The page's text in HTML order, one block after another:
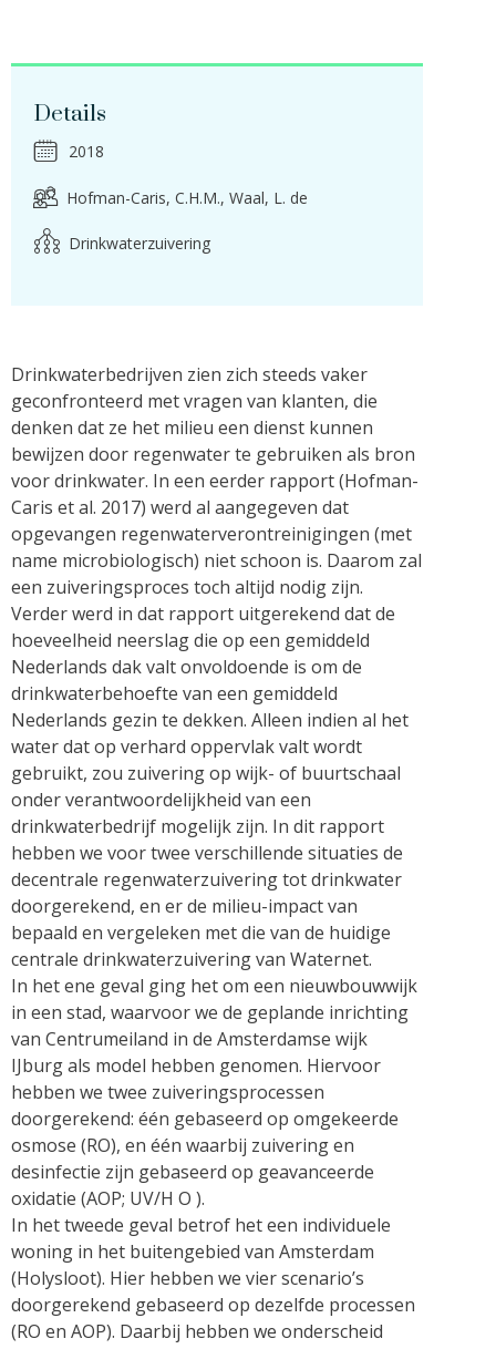
Details
2018
Hofman-Caris, C.H.M. Waal, L. de
Drinkwaterzuivering
Drinkwaterbedrijven zien zich steeds vaker
geconfronteerd met vragen van klanten, die
denken dat ze het milieu een dienst kunnen
bewijzen door regenwater te gebruiken als bron
voor drinkwater. In een eerder rapport (Hofman-
Caris et al. 2017) werd al aangegeven dat
opgevangen regenwaterverontreinigingen (met
name microbiologisch) niet schoon is. Daarom zal
een zuiveringsproces toch altijd nodig zijn.
Verder werd in dat rapport uitgerekend dat de
hoeveelheid neerslag die op een gemiddeld
Nederlands dak valt onvoldoende is om de
drinkwaterbehoefte van een gemiddeld
Nederlands gezin te dekken. Alleen indien al het
water dat op verhard oppervlak valt wordt
gebruikt, zou zuivering op wijk- of buurtschaal
onder verantwoordelijkheid van een
drinkwaterbedrijf mogelijk zijn. In dit rapport
hebben we voor twee verschillende situaties de
decentrale regenwaterzuivering tot drinkwater
doorgerekend, en er de milieu-impact van
bepaald en vergeleken met die van de huidige
centrale drinkwaterzuivering van Waternet.
In het ene geval ging het om een nieuwbouwwijk
in een stad, waarvoor we de geplande inrichting
van Centrumeiland in de Amsterdamse wijk
IJburg als model hebben genomen. Hiervoor
hebben we twee zuiveringsprocessen
doorgerekend: één gebaseerd op omgekeerde
osmose (RO), en één waarbij zuivering en
desinfectie zijn gebaseerd op geavanceerde
oxidatie (AOP; UV/H O ).
In het tweede geval betrof het een individuele
woning in het buitengebied van Amsterdam
(Holysloot). Hier hebben we vier scenario’s
doorgerekend gebaseerd op dezelfde processen
(RO en AOP). Daarbij hebben we onderscheid